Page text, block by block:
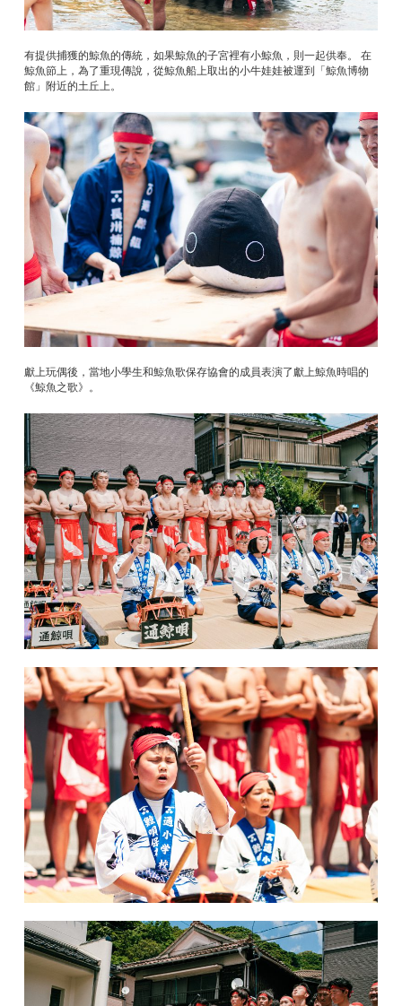
有提供捕獲的鯨魚的傳統，如果鯨魚的子宮裡有小鯨魚，則一起供奉。 在
鯨魚節上，為了重現傳說，從鯨魚船上取出的小牛娃娃被運到「鯨魚博物
館」附近的土丘上。
獻上玩偶後，當地小學生和鯨魚歌保存協會的成員表演了獻上鯨魚時唱的
《鯨魚之歌》。